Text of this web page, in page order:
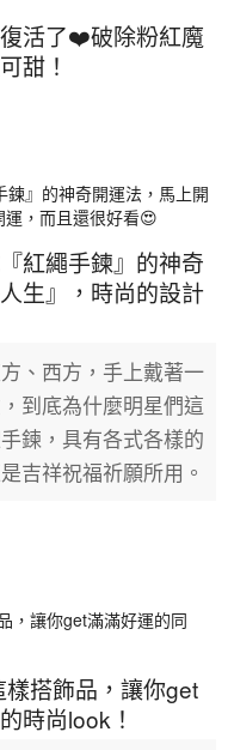
活了❤️破除粉紅魔
甜！
紅繩手鍊』的神奇
生』，時尚的設計
、西方，手上戴著一
到底為什麼明星們這
鍊，具有各式各樣的
吉祥祝福祈願所用。
樣搭飾品，讓你get
時尚look！